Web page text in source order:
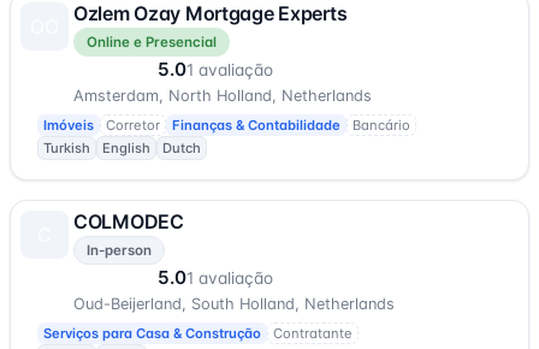
Ozlem Ozay Mortgage Experts
Online e Presencial
5.01 avaliação
Amsterdam, North Holland, Netherlands
Imóveis Corretor Finanças & Contabilidade
Bancário
Turkish
English Dutch
COLMODEC
In-person
5.01 avaliação
Oud-Beijerland, South Holland, Netherlands
Serviços para Casa & Construção
Contratante